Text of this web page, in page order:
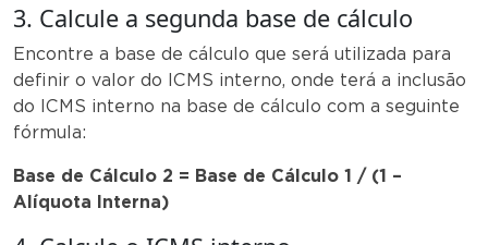
3. Calcule a segunda base de cálculo
Encontre a base de cálculo que será utilizada para
definir o valor do ICMS interno, onde terá a inclusão
do ICMS interno na base de cálculo com a seguinte
fórmula:
Base de Cálculo 2 = Base de Cálculo 1 / (1 –
Alíquota Interna)